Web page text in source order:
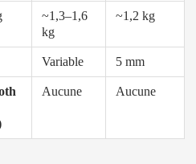
~1,3–1,6
kg
~1,2 kg
Variable 5 mm
Aucune Aucune